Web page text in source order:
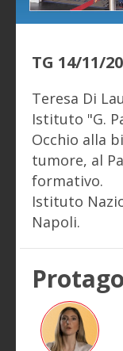
TG 14/11/
Teresa Di
Istituto "G.
Occhio alla
tumore, al
formativo.
Istituto
Napoli.